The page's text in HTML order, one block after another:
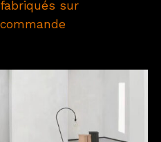
fabriqués sur
commande